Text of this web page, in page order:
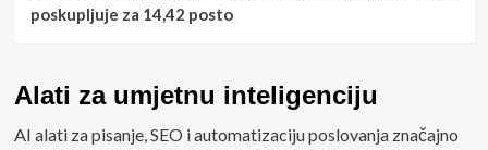
poskupljuje za 14,42 posto
Alati za umjetnu inteligenciju
AI alati za pisanje, SEO i automatizaciju poslovanja značajno